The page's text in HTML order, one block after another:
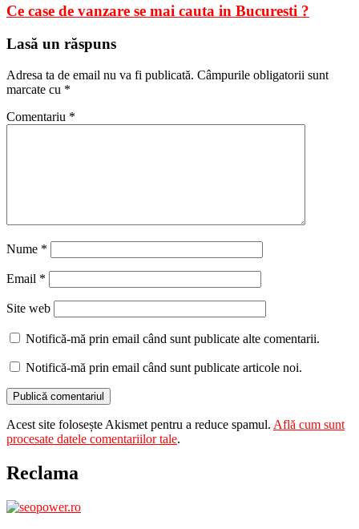
Ce case de vanzare se mai cauta in Bucuresti ?
Lasă un răspuns
Adresa ta de email nu va fi publicată. Câmpurile obligatorii sunt
marcate cu *
Comentariu *
Nume *
Email *
Site web
Notifică-mă prin email când sunt publicate alte comentarii.
Notifică-mă prin email când sunt publicate articole noi.
Acest site folosește Akismet pentru a reduce spamul. Află cum sunt
procesate datele comentariilor tale.
Reclama